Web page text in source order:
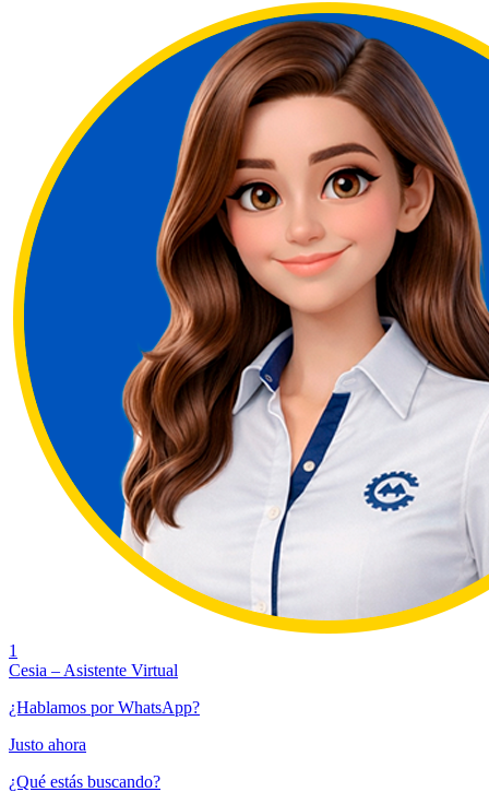
1
Cesia – Asistente Virtual
¿Hablamos por WhatsApp?
Justo ahora
¿Qué estás buscando?